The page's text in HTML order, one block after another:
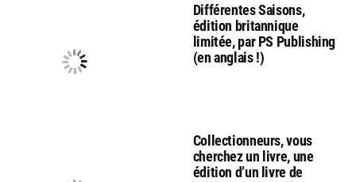
Différentes Saisons,
édition britannique
limitée, par PS Publishing
(en anglais !)
Collectionneurs, vous
cherchez un livre, une
édition d’un livre de